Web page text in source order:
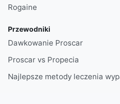
Rogaine
Przewodniki
Dawkowanie Proscar
Proscar vs Propecia
Najlepsze metody leczenia